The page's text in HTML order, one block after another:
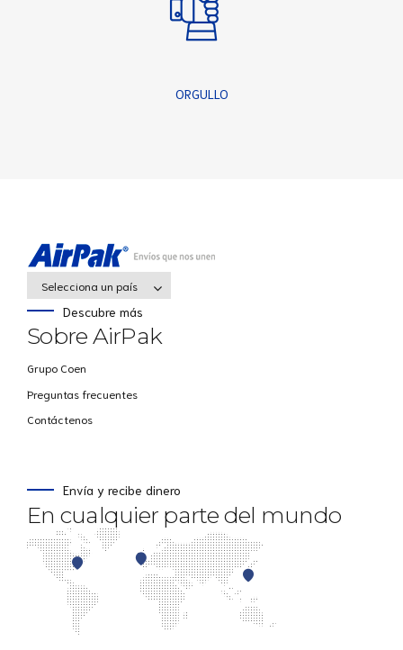
ORGULLO
Selecciona un país
Descubre más
Sobre AirPak
Grupo Coen
Preguntas frecuentes
Contáctenos
Envía y recibe dinero
En cualquier parte del mundo